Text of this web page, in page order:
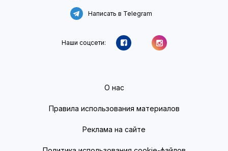
Написать в Telegram
Наши соцсети:
О нас
Правила использования материалов
Реклама на сайте